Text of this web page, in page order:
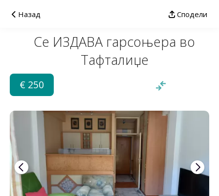
Назад Сподели
Се ИЗДАВА гарсоњера во
Тафталиџе
€ 250